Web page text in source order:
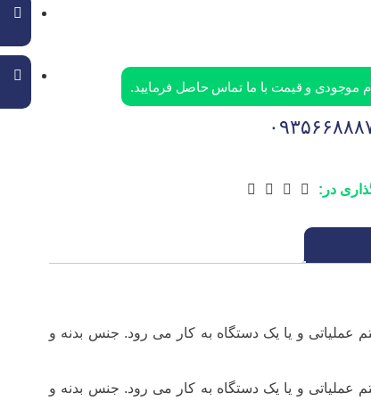
موجودی و قیمت با ما تماس حاصل فرمایید.
در:
عملیاتی و یا یک دستگاه به کار می رود. جنس بدنه و
عملیاتی و یا یک دستگاه به کار می رود. جنس بدنه و